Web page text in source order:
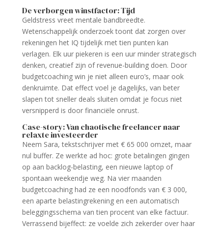
De verborgen winst­factor: Tijd
Geldstress vreet mentale bandbreedte.
Wetenschappelijk onderzoek toont dat zorgen over
rekeningen het IQ tijdelijk met tien punten kan
verlagen. Elk uur piekeren is een uur minder strategisch
denken, creatief zijn of revenue-building doen. Door
budgetcoaching win je niet alleen euro’s, maar ook
denkruimte. Dat effect voel je dagelijks, van beter
slapen tot sneller deals sluiten omdat je focus niet
versnipperd is door financiële onrust.
Case-story: Van chaotische freelancer naar
relaxte investeerder
Neem Sara, tekstschrijver met € 65 000 omzet, maar
nul buffer. Ze werkte ad hoc: grote betalingen gingen
op aan backlog-belasting, een nieuwe laptop of
spontaan weekendje weg. Na vier maanden
budgetcoaching had ze een noodfonds van € 3 000,
een aparte belasting­rekening en een automatisch
beleggingsschema van tien procent van elke factuur.
Verrassend bijeffect: ze voelde zich zekerder over haar